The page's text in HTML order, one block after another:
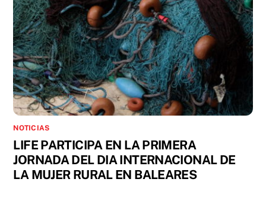
NOTICIAS
LIFE PARTICIPA EN LA PRIMERA
JORNADA DEL DIA INTERNACIONAL DE
LA MUJER RURAL EN BALEARES